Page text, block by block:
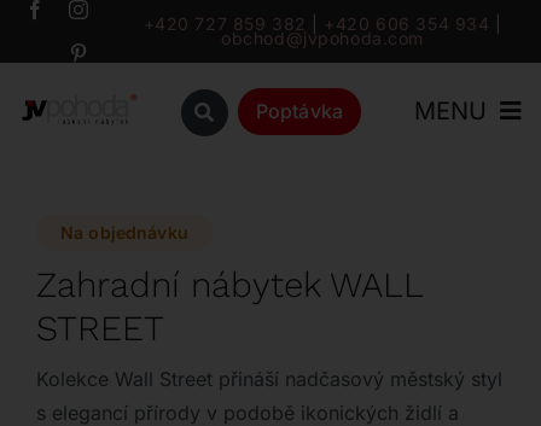
Přeskočit
+420 727 859 382 +420 606 354 934
obchod@jvpohoda.com
Poptávka MENU
Značky
Na objednávku
Zahradní nábytek WALL
STREET
Kolekce Wall Street přináší nadčasový městský styl
s elegancí přírody v podobě ikonických židlí a